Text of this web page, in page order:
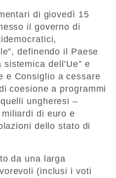
di giovedì 15
il governo di
definendo il Paese
dell’Ue” e
e Consiglio a cessare
coesione a programmi
ungheresi –
di euro e
dello stato di
da una larga
(inclusi i voti